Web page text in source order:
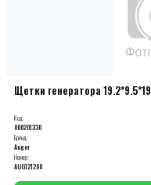
Щетки генератора 19.2*9.5*19
Код:
000201330
Бренд:
Auger
Номер:
AUG121288